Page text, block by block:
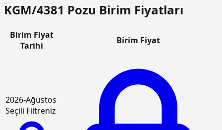
KGM/4381 Pozu Birim Fiyatları
Birim Fiyat
Tarihi
Birim Fiyat
2026-Ağustos
Seçili Filtreniz